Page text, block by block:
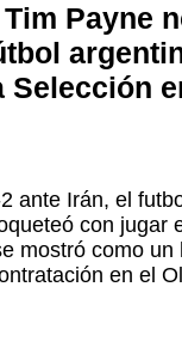
Payne
Selección
ante Irán, el
con jugar
mostró como un
en el